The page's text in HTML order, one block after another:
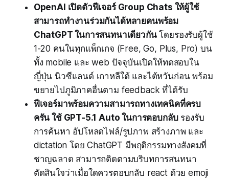
OpenAI เปิดตัวฟีเจอร์ Group Chats ให้ผู้ใช้
สามารถทำงานร่วมกันได้หลายคนพร้อม
ChatGPT ในการสนทนาเดียวกันโดยรองรับผู้ใช้
1-20 คนในทุกแพ็กเกจ (Free, Go, Plus, Pro) บน
ทั้ง mobile และ web ปัจจุบันเปิดให้ทดสอบใน
ญี่ปุ่น นิวซีแลนด์ เกาหลีใต้ และไต้หวันก่อน พร้อม
ขยายไปภูมิภาคอื่นตาม feedback ที่ได้รับ
ฟีเจอร์มาพร้อมความสามารถทางเทคนิคที่ครบ
ครัน ใช้ GPT-5.1 Auto ในการตอบกลับรองรับ
การค้นหา อัปโหลดไฟล์/รูปภาพ สร้างภาพ และ
dictation โดย ChatGPT มีพฤติกรรมทางสังคมที่
ชาญฉลาด สามารถติดตามบริบทการสนทนา
ตัดสินใจว่าเมื่อใดควรตอบกลับ react ด้วย emoji